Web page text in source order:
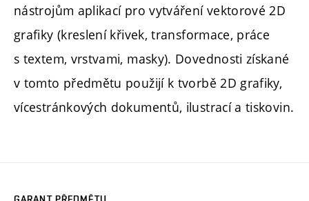
nástrojům aplikací pro vytváření vektorové 2D
grafiky (kreslení křivek, transformace, práce
s textem, vrstvami, masky). Dovednosti získané
v tomto předmětu použijí k tvorbě 2D grafiky,
vícestránkových dokumentů, ilustrací a tiskovin.